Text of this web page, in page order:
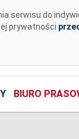
serwisu do
prywatności
BIURO